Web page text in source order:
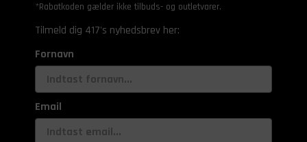
*Rabatkoden gælder ikke tilbuds- og outletvarer.
Tilmeld dig 417's nyhedsbrev her:
Fornavn
Email